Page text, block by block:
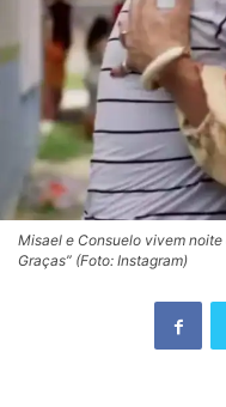
Misael e Consuelo vivem
Graças” (Foto: Instagram)